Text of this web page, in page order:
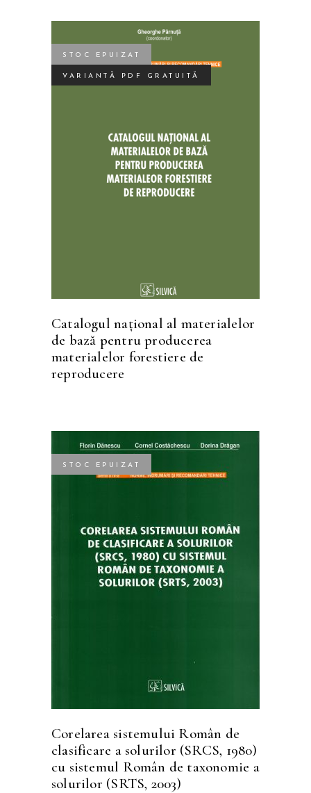
STOC EPUIZAT
VARIANTĂ PDF GRATUITĂ
CITEȘTE MAI MULT
Catalogul național al materialelor
de bază pentru producerea
materialelor forestiere de
reproducere
STOC EPUIZAT
CITEȘTE MAI MULT
Corelarea sistemului Român de
clasificare a solurilor (SRCS, 1980)
cu sistemul Român de taxonomie a
solurilor (SRTS, 2003)